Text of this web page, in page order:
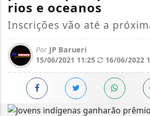
rios e oceanos
Inscrições vão até a
Por JP Barueri
15/06/2021 11:25
16/06/2022